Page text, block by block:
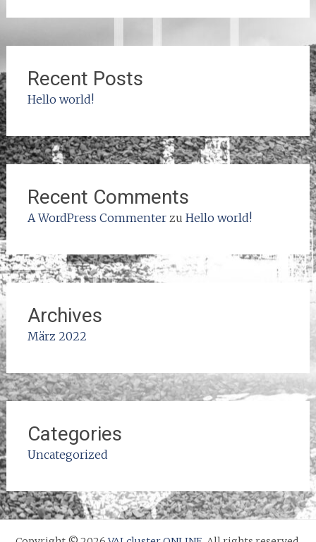
Recent Posts
Hello world!
Recent Comments
A WordPress Commenterzu Hello world!
Archives
März 2022
Categories
Uncategorized